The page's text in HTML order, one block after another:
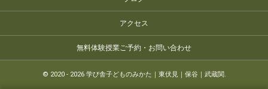
アクセス
無料体験授業ご予約・お問い合わせ
© 2020 - 2026 学び舎子どものみかた｜東伏見｜保谷｜武蔵関.